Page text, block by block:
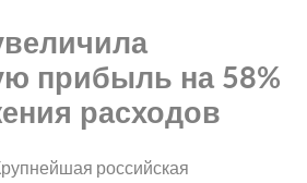
прибыль на 58%
расходов
российская